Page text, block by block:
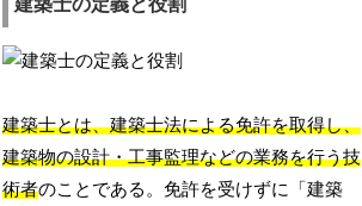
建築士の定義と役割
建築士とは、建築士法による免許を取得し、
建築物の設計・工事監理などの業務を行う技
術者のことである。免許を受けずに「建築